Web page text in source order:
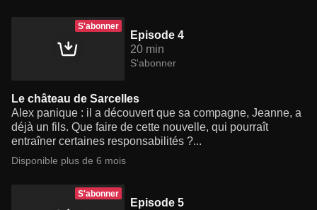
S'abonner
Episode 4
20 min
S'abonner
Le château de Sarcelles
Alex panique : il a découvert que sa compagne, Jeanne, a
déjà un fils. Que faire de cette nouvelle, qui pourraît
entraîner certaines responsabilités ?...
Disponible plus de 6 mois
S'abonner
Episode 5